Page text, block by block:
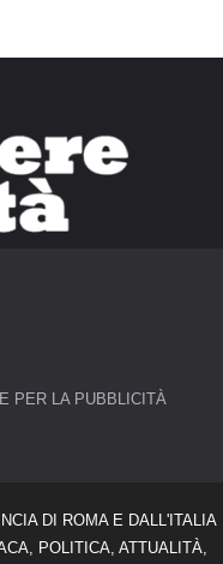
PER LA PUBBLICITÀ
DI ROMA E DALL'ITALIA
POLITICA, ATTUALITÀ,